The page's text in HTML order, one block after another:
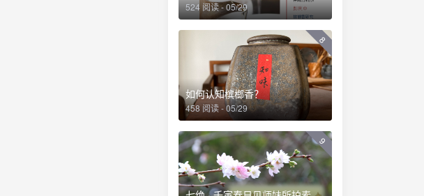
524 阅读 - 05/29
8
如何认知槟榔香？
458 阅读 - 05/29
9